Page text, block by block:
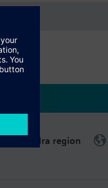
Ändra region